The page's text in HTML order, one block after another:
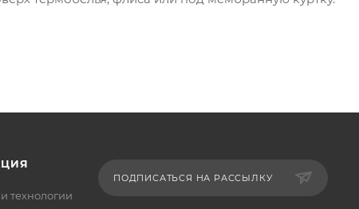
технологии
ПОДПИСАТЬСЯ НА РАССЫЛКУ